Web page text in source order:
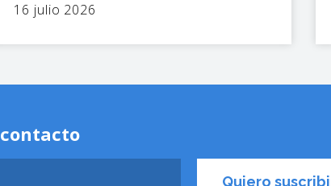
16 julio 2026